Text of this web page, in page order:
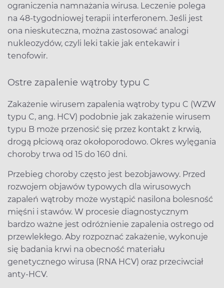
ograniczenia namnażania wirusa. Leczenie polega
na 48-tygodniowej terapii interferonem. Jeśli jest
ona nieskuteczna, można zastosować analogi
nukleozydów, czyli leki takie jak entekawir i
tenofowir.
Ostre zapalenie wątroby typu C
Zakażenie wirusem zapalenia wątroby typu C (WZW
typu C, ang. HCV) podobnie jak zakażenie wirusem
typu B może przenosić się przez kontakt z krwią,
drogą płciową oraz okołoporodowo. Okres wylęgania
choroby trwa od 15 do 160 dni.
Przebieg choroby często jest bezobjawowy. Przed
rozwojem objawów typowych dla wirusowych
zapaleń wątroby może wystąpić nasilona bolesność
mięśni i stawów. W procesie diagnostycznym
bardzo ważne jest odróżnienie zapalenia ostrego od
przewlekłego. Aby rozpoznać zakażenie, wykonuje
się badania krwi na obecność materiału
genetycznego wirusa (RNA HCV) oraz przeciwciał
anty-HCV.